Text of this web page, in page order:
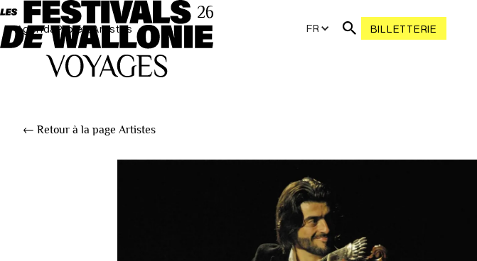
AgendaProjetsArtistes FR BILLETTERIE
← Retour à la page Artistes